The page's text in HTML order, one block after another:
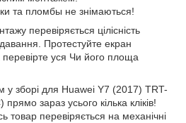
та пломбы не знімаються!
перевіряється цілісність
Протестуйте екран
перевірте уся Чи його площа
у зборі для Huawei Y7 (2017) TRT-
зараз усього кілька кліків!
товар перевіряється на механічні